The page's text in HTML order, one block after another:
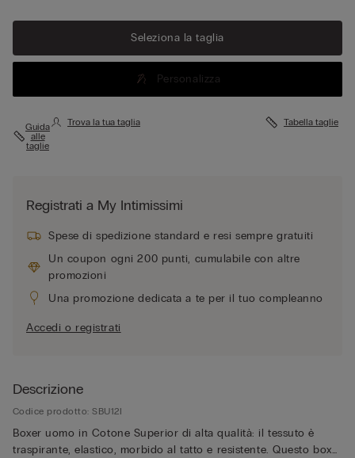
Seleziona la taglia
Personalizza
Guida
alle
taglie
Trova la tua taglia Tabella taglie
Registrati a My Intimissimi
Spese di spedizione standard e resi sempre gratuiti
Un coupon ogni 200 punti, cumulabile con altre
promozioni
Una promozione dedicata a te per il tuo compleanno
Accedi o registrati
Descrizione
Codice prodotto: SBU12I
Boxer uomo in Cotone Superior di alta qualità: il tessuto è
traspirante, elastico, morbido al tatto e resistente. Questo boxer